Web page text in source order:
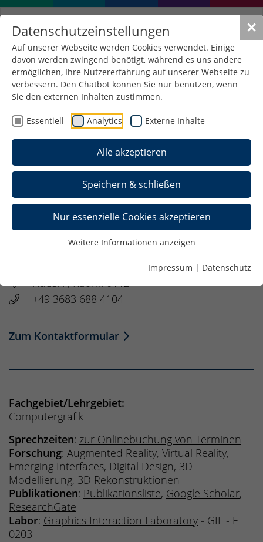
✕
Datenschutzeinstellungen
Auf unserer Webseite werden Cookies verwendet. Einige
davon werden zwingend benötigt, während es uns andere
ermöglichen, Ihre Nutzererfahrung auf unserer Webseite zu
verbessern. Den Chatbot können Sie nur benutzen, wenn
Sie den externen Inhalten zustimmen.
Essentiell Analytics Externe Inhalte
Alle akzeptieren
Speichern & schließen
Nur essenzielle Cookies akzeptieren
Weitere Informationen anzeigen
Impressum | Datenschutz
Prof. Hartmut Seichter,
PhD; Prodekan
Computergrafik
Haus: F, Raum: 0112
+49 3683 688 4104
Zum Kontaktformular
Fachgebiet/Lehrgebiet:
Computergrafik
Sprechzeiten: zur Onlinebuchung von Terminen
Forschung: Augmented Reality, Virtual Reality,
Emerging Interfaces, Digital Design, 3D
Modellierung, 3D Rekonstruktionen
Publikationen: Publikationsliste, Google Scholar,
ResearchGate
Labor: Graphics Interaction Laboratory - GIL - F
0203